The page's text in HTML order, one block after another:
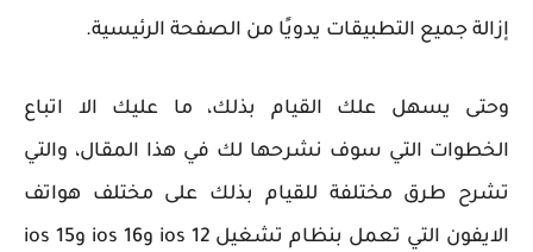
إزالة جميع التطبيقات يدويًا من الصفحة الرئيسية.
وحتى يسهل علك القيام بذلك، ما عليك الا اتباع
الخطوات التي سوف نشرحها لك في هذا المقال، والتي
تشرح طرق مختلفة للقيام بذلك على مختلف هواتف
الايفون التي تعمل بنظام تشغيل ios 12 وios 16 وios 15